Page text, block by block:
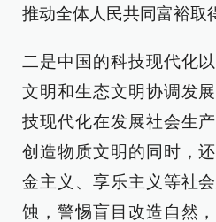
推动全体人民共同富裕取
二是中国的科技现代化
文明和生态文明协调发
技现代化在发展社会生
创造物质文明的同时，
金主义、享乐主义等社
蚀，警惕盲目改造自然